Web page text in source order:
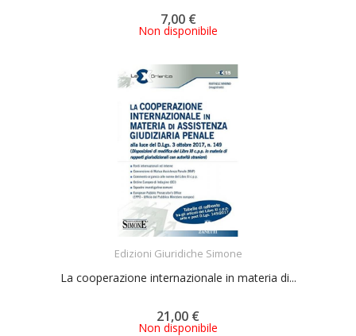
7,00 €
Non disponibile
Edizioni Giuridiche Simone
La cooperazione internazionale in materia di...
21,00 €
Non disponibile